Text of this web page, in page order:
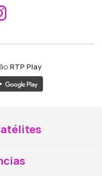
ao
RTP Play